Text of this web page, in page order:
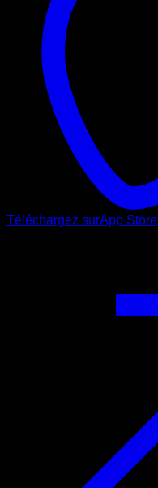
Téléchargez surApp Store